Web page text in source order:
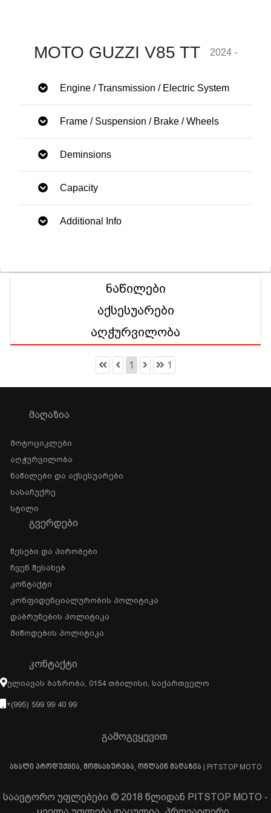
MOTO GUZZI V85 TT 2024 -
Engine / Transmission / Electric System
Frame / Suspension / Brake / Wheels
Deminsions
Capacity
Additional Info
ნაწილები
აქსესუარები
აღჭურვილობა
1 1
ᲛᲐᲦᲐᲖᲘᲐ
Მოტოციკლები
Აღჭურვილობა
Ნაწილები Და Აქსესუარები
Სასაჩუქრე
Სტილი
ᲒᲕᲔᲠᲓᲔᲑᲘ
Წესები Და Პირობები
Ჩვენ Შესახებ
Კონტაქტი
Კონფიდენციალურობის Პოლიტიკა
Დაბრუნების Პოლიტიკა
Მიწოდების Პოლიტიკა
ᲙᲝᲜᲢᲐᲥᲢᲘ
Ელიავას Ბაზრობა, 0154 Თბილისი, Საქართველო
+(995) 599 99 40 99
გამოგვყევით
ახალი პროდუქცია, მომსახურება, ონლაინ მაღაზია | PITSTOP MOTO
საავტორო უფლებები © 2018 წლიდან PITSTOP MOTO -